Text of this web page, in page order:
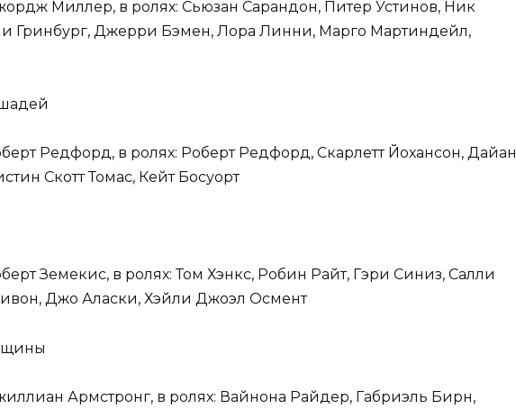
Миллер, в ролях: Сьюзан Сарандон, Питер Устинов, Ник
Гринбург, Джерри Бэмен, Лора Линни, Марго Мартиндейл,
Редфорд, в ролях: Роберт Редфорд, Скарлетт Йохансон, Дайан
Скотт Томас, Кейт Босуорт
Земекис, в ролях: Том Хэнкс, Робин Райт, Гэри Синиз, Салли
Джо Аласки, Хэйли Джоэл Осмент
Армстронг, в ролях: Вайнона Райдер, Габриэль Бирн,